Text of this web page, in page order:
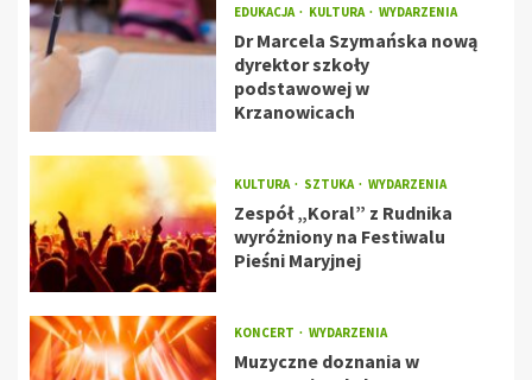
EDUKACJA KULTURA WYDARZENIA
Dr Marcela Szymańska nową
dyrektor szkoły
podstawowej w
Krzanowicach
KULTURA SZTUKA WYDARZENIA
Zespół „Koral” z Rudnika
wyróżniony na Festiwalu
Pieśni Maryjnej
KONCERT WYDARZENIA
Muzyczne doznania w